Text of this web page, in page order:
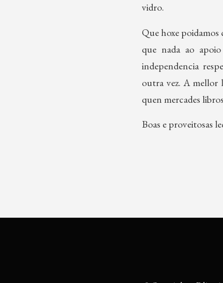
vidro.
Que hoxe
que nada ao
independencia
outra vez. A mellor
quen mercades
Boas e proveitosas